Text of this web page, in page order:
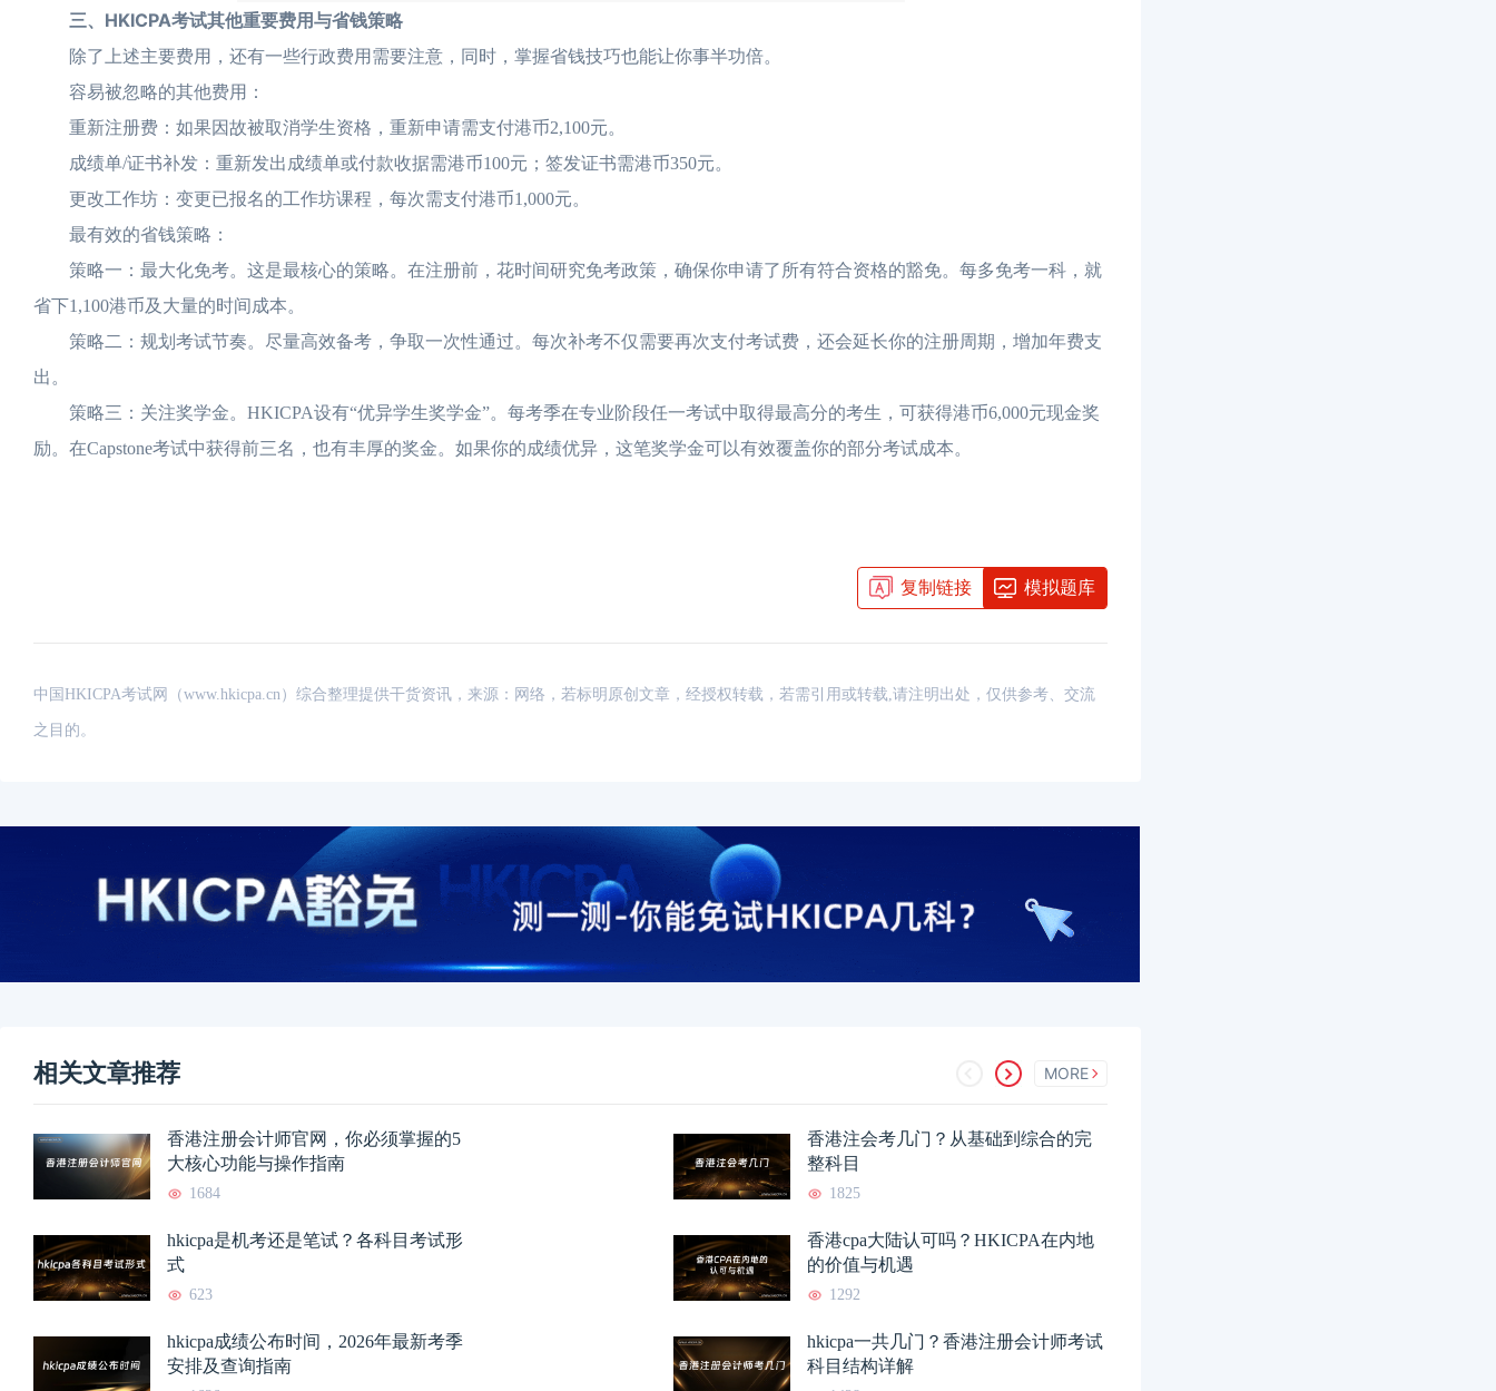
三、HKICPA考试其他重要费用与省钱策略
除了上述主要费用，还有一些行政费用需要注意，同时，掌握省钱技巧也能让你事半功倍。
容易被忽略的其他费用：
重新注册费：如果因故被取消学生资格，重新申请需支付港币2,100元。
成绩单/证书补发：重新发出成绩单或付款收据需港币100元；签发证书需港币350元。
更改工作坊：变更已报名的工作坊课程，每次需支付港币1,000元。
最有效的省钱策略：
策略一：最大化免考。这是最核心的策略。在注册前，花时间研究免考政策，确保你申请了所有符合资格的豁免。每多免考一科，就
省下1,100港币及大量的时间成本。
策略二：规划考试节奏。尽量高效备考，争取一次性通过。每次补考不仅需要再次支付考试费，还会延长你的注册周期，增加年费支
出。
策略三：关注奖学金。HKICPA设有“优异学生奖学金”。每考季在专业阶段任一考试中取得最高分的考生，可获得港币6,000元现金奖
励。在Capstone考试中获得前三名，也有丰厚的奖金。如果你的成绩优异，这笔奖学金可以有效覆盖你的部分考试成本。
复制链接 模拟题库
中国HKICPA考试网（www.hkicpa.cn）综合整理提供干货资讯，来源：网络，若标明原创文章，经授权转载，若需引用或转载,请注明出处，仅供参考、交流
之目的。
相关文章推荐 MORE
香港注册会计师官网，你必须掌握的5
大核心功能与操作指南
1684
香港注会考几门？从基础到综合的完
整科目
1825
hkicpa是机考还是笔试？各科目考试形
式
623
香港cpa大陆认可吗？HKICPA在内地
的价值与机遇
1292
hkicpa成绩公布时间，2026年最新考季
安排及查询指南
hkicpa一共几门？香港注册会计师考试
科目结构详解